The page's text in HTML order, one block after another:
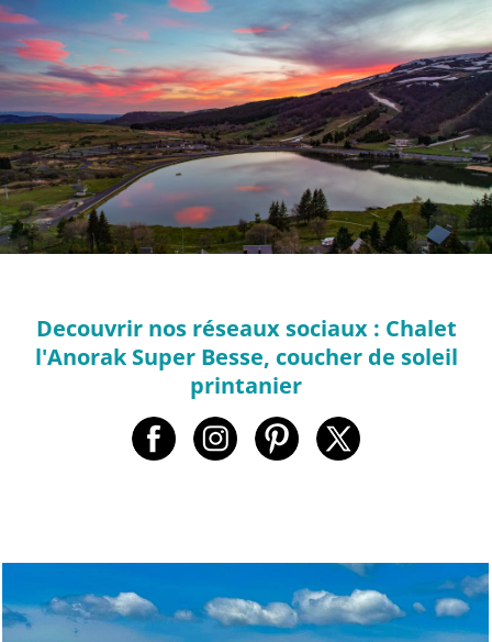
Decouvrir nos réseaux sociaux : Chalet
l'Anorak Super Besse, coucher de soleil
printanier